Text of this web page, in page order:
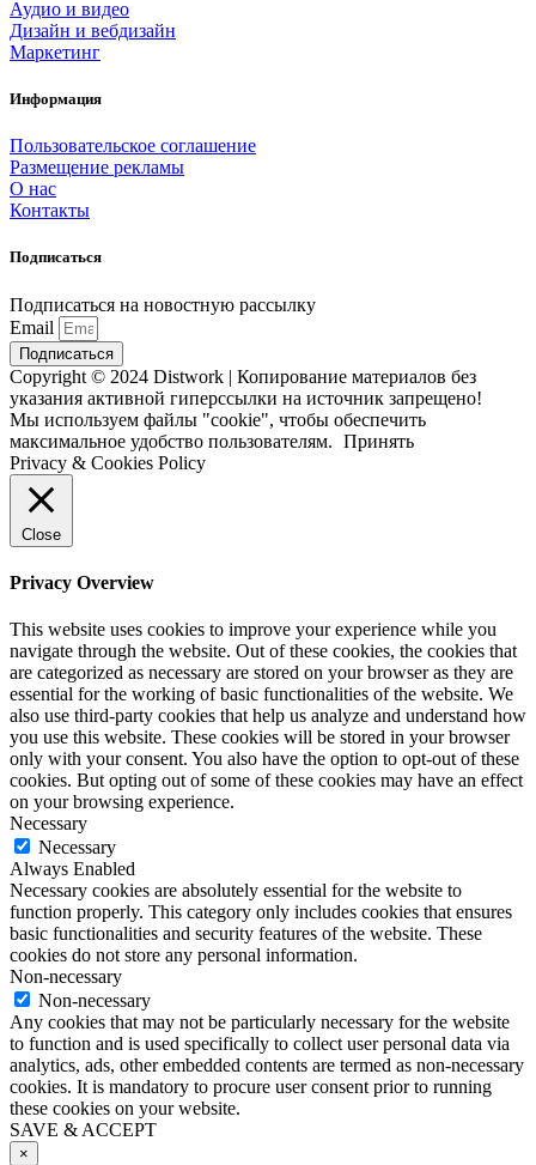
Аудио и видео
Дизайн и вебдизайн
Маркетинг
Информация
Пользовательское соглашение
Размещение рекламы
О нас
Контакты
Подписаться
Подписаться на новостную рассылку
Email
Подписаться
Copyright © 2024 Distwork | Копирование материалов без
указания активной гиперссылки на источник запрещено!
Мы используем файлы "cookie", чтобы обеспечить
максимальное удобство пользователям. Принять
Privacy & Cookies Policy
Close
Privacy Overview
This website uses cookies to improve your experience while you
navigate through the website. Out of these cookies, the cookies that
are categorized as necessary are stored on your browser as they are
essential for the working of basic functionalities of the website. We
also use third-party cookies that help us analyze and understand how
you use this website. These cookies will be stored in your browser
only with your consent. You also have the option to opt-out of these
cookies. But opting out of some of these cookies may have an effect
on your browsing experience.
Necessary
Necessary
Always Enabled
Necessary cookies are absolutely essential for the website to
function properly. This category only includes cookies that ensures
basic functionalities and security features of the website. These
cookies do not store any personal information.
Non-necessary
Non-necessary
Any cookies that may not be particularly necessary for the website
to function and is used specifically to collect user personal data via
analytics, ads, other embedded contents are termed as non-necessary
cookies. It is mandatory to procure user consent prior to running
these cookies on your website.
SAVE & ACCEPT
×